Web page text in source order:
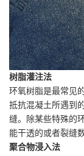
树脂灌注法
环氧树脂是最常见
抵抗混凝土所遇到
缝。除某些特殊的
能干透的或者裂缝
聚合物浸入法